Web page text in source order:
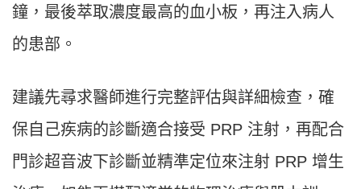
鐘，最後萃取濃度最高的血小板，再注入病人
的患部。
建議先尋求醫師進行完整評估與詳細檢查，確
保自己疾病的診斷適合接受 PRP 注射，再配合
門診超音波下診斷並精準定位來注射 PRP 增生